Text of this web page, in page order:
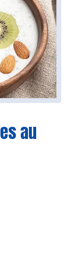
au